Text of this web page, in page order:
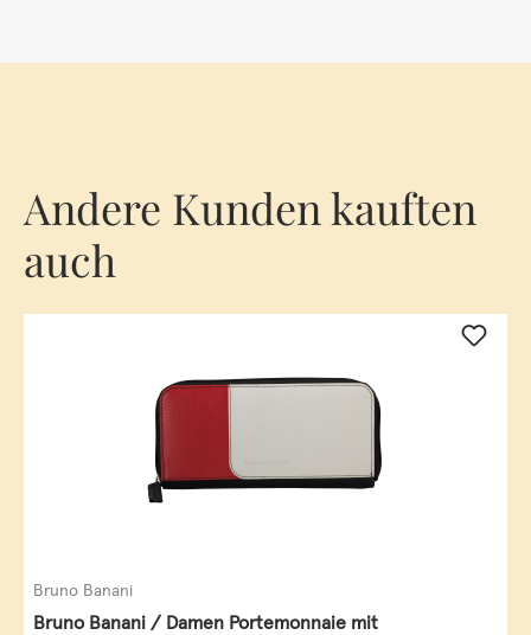
Andere Kunden kauften
auch
Bruno Banani
Bruno Banani / Damen Portemonnaie mit